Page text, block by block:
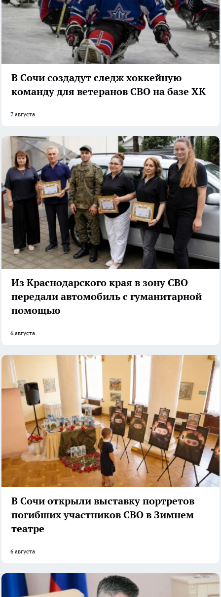
В Сочи создадут следж хоккейную
команду для ветеранов СВО на базе ХК
7 августа
Из Краснодарского края в зону СВО
передали автомобиль с гуманитарной
помощью
6 августа
В Сочи открыли выставку портретов
погибших участников СВО в Зимнем
театре
6 августа